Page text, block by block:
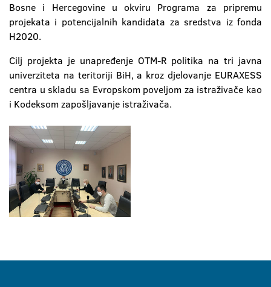
Bosne i Hercegovine u okviru Programa za pripremu
projekata i potencijalnih kandidata za sredstva iz fonda
H2020.
Cilj projekta je unapređenje OTM-R politika na tri javna
univerziteta na teritoriji BiH, a kroz djelovanje EURAXESS
centra u skladu sa Evropskom poveljom za istraživače kao
i Kodeksom zapošljavanje istraživača.